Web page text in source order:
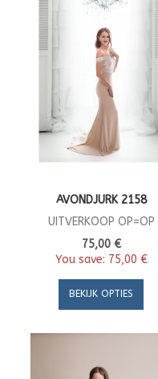
AVONDJURK 2158
UITVERKOOP OP=OP
75,00 €
You save: 75,00 €
BEKIJK OPTIES